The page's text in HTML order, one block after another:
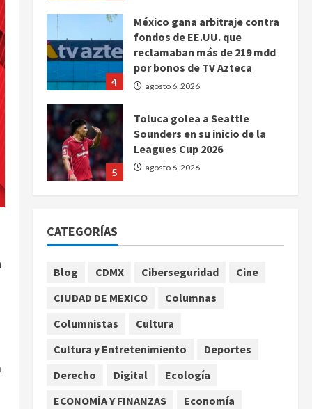
4
México gana arbitraje contra
fondos de EE.UU. que
reclamaban más de 219 mdd
por bonos de TV Azteca
agosto 6, 2026
5
Toluca golea a Seattle
Sounders en su inicio de la
Leagues Cup 2026
agosto 6, 2026
México
agosto 6, 2026
2
SCJN avala obligación
a jornaleros agrícolas
agosto 6, 2026
Turista muere ahogado en
alberca de hotel en Acapulco;
CATEGORÍAS
Blog CDMX Ciberseguridad
Cine
CIUDAD DE MEXICO
Columnas
Columnistas
Cultura
Cultura y Entretenimiento
Deportes
Derecho
Digital
Ecología
ECONOMÍA Y FINANZAS
Economía